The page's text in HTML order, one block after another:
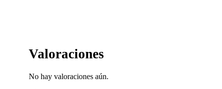
Valoraciones
No hay valoraciones aún.